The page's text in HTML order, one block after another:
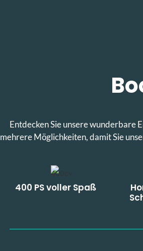
Entdecken Sie unsere wunderbare
mehrere Möglichkeiten, damit Sie
400 PS voller Spaß